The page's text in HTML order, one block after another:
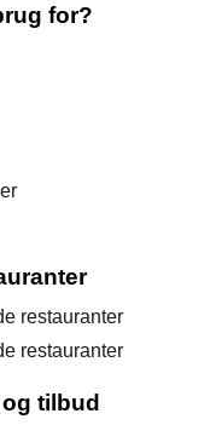
for?
restauranter
restauranter
tilbud